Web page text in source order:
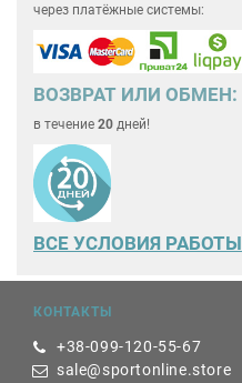
через платёжные системы:
ВОЗВРАТ ИЛИ ОБМЕН:
в течение 20 дней!
ВСЕ УСЛОВИЯ РАБОТЫ
КОНТАКТЫ
+38-099-120-55-67
sale@sportonline.store